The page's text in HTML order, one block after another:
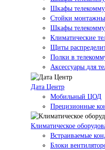
Шкафы
Стойки
Шкафы
Климатические
Щиты
Полки в
Аксессуары для
Дата Центр
Мобильный ЦОД
Прецизионные
Климатичeское
Встраиваемые
Блоки